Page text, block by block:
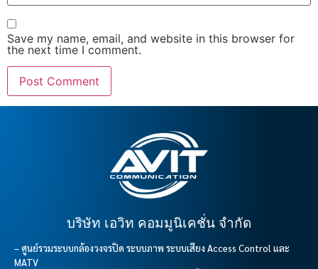
Save my name, email, and website in this browser for
the next time I comment.
บริษัท เอวิท คอมมูนิเคชั่น จำกัด
– ศูนย์รวมระบบกล้องวงจรปิด ระบบภาพ ระบบเสียง Access Control และ
MATV